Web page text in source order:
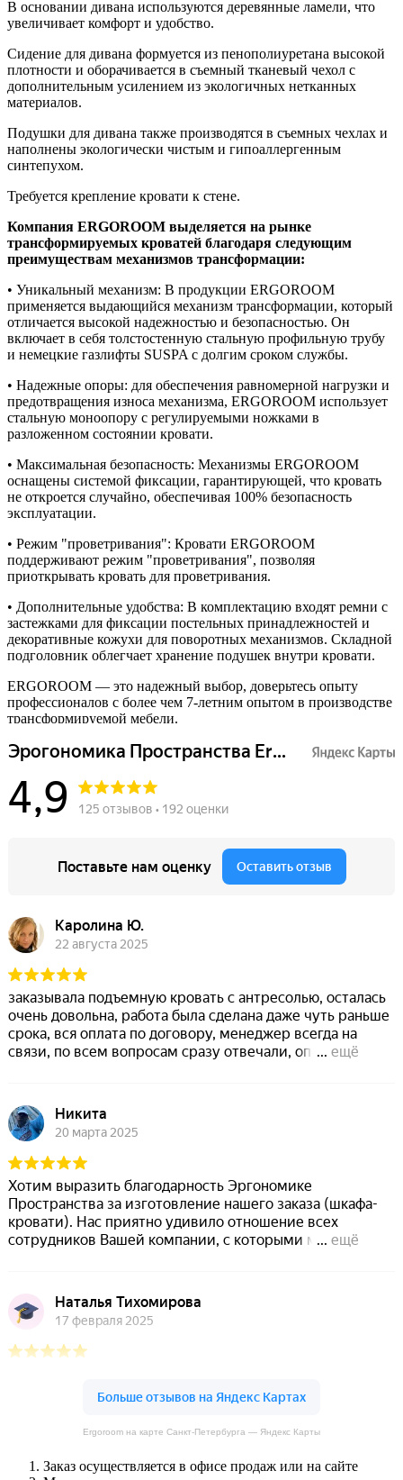
В основании дивана используются деревянные ламели, что
увеличивает комфорт и удобство.
Сидение для дивана формуется из пенополиуретана высокой
плотности и оборачивается в съемный тканевый чехол с
дополнительным усилением из экологичных нетканных
материалов.
Подушки для дивана также производятся в съемных чехлах и
наполнены экологически чистым и гипоаллергенным
синтепухом.
Требуется крепление кровати к стене.
Компания ERGOROOM выделяется на рынке
трансформируемых кроватей благодаря следующим
преимуществам механизмов трансформации:
• Уникальный механизм: В продукции ERGOROOM
применяется выдающийся механизм трансформации, который
отличается высокой надежностью и безопасностью. Он
включает в себя толстостенную стальную профильную трубу
и немецкие газлифты SUSPA с долгим сроком службы.
• Надежные опоры: для обеспечения равномерной нагрузки и
предотвращения износа механизма, ERGOROOM использует
стальную моноопору с регулируемыми ножками в
разложенном состоянии кровати.
• Максимальная безопасность: Механизмы ERGOROOM
оснащены системой фиксации, гарантирующей, что кровать
не откроется случайно, обеспечивая 100% безопасность
эксплуатации.
• Режим "проветривания": Кровати ERGOROOM
поддерживают режим "проветривания", позволяя
приоткрывать кровать для проветривания.
• Дополнительные удобства: В комплектацию входят ремни с
застежками для фиксации постельных принадлежностей и
декоративные кожухи для поворотных механизмов. Складной
подголовник облегчает хранение подушек внутри кровати.
ERGOROOM — это надежный выбор, доверьтесь опыту
профессионалов с более чем 7-летним опытом в производстве
трансформируемой мебели.
Ergoroom на карте Санкт‑Петербурга — Яндекс Карты
Заказ осуществляется в офисе продаж или на сайте